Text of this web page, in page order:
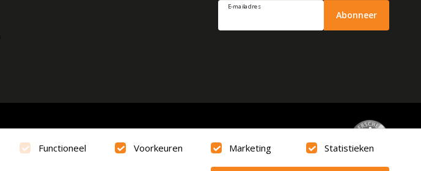
E-mailadres
Abonneer
Functioneel Voorkeuren Marketing Statistieken